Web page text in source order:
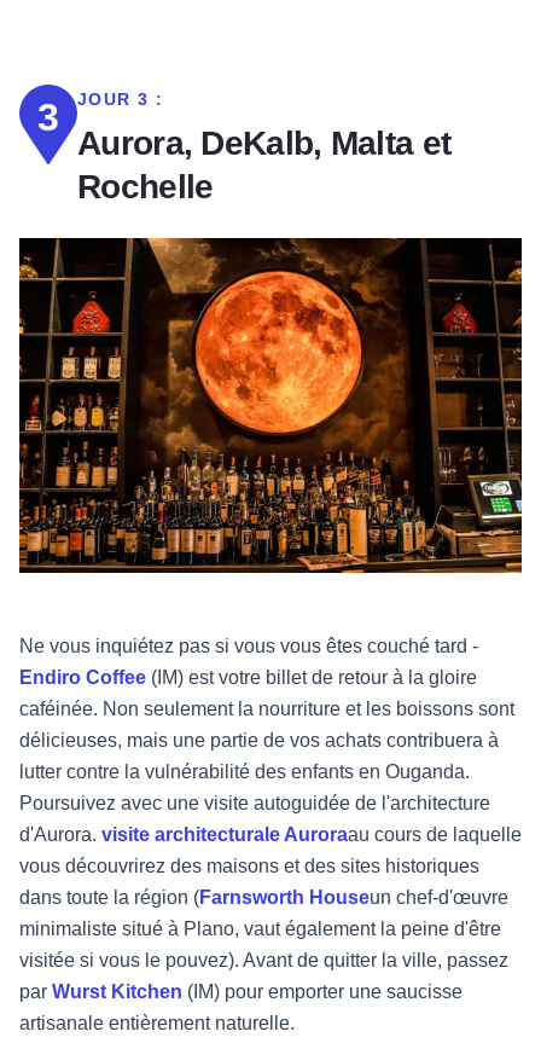
3 JOUR 3 :
Aurora, DeKalb, Malta et
Rochelle
Ne vous inquiétez pas si vous vous êtes couché tard -
Endiro Coffee (IM) est votre billet de retour à la gloire
caféinée. Non seulement la nourriture et les boissons sont
délicieuses, mais une partie de vos achats contribuera à
lutter contre la vulnérabilité des enfants en Ouganda.
Poursuivez avec une visite autoguidée de l'architecture
d'Aurora. visite architecturale Auroraau cours de laquelle
vous découvrirez des maisons et des sites historiques
dans toute la région (Farnsworth Houseun chef-d'œuvre
minimaliste situé à Plano, vaut également la peine d'être
visitée si vous le pouvez). Avant de quitter la ville, passez
par Wurst Kitchen (IM) pour emporter une saucisse
artisanale entièrement naturelle.